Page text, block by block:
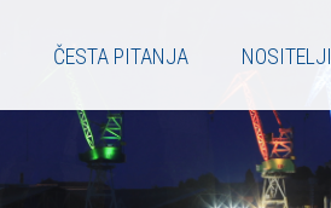
ČESTA PITANJA NOSITELJI